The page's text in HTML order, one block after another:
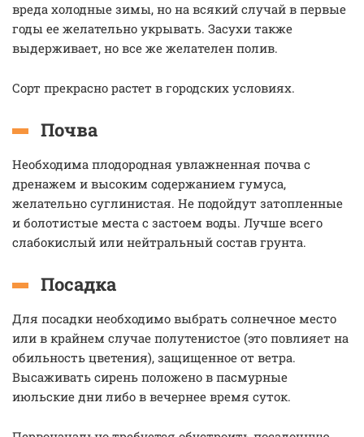
вреда холодные зимы, но на всякий случай в первые
годы ее желательно укрывать. Засухи также
выдерживает, но все же желателен полив.
Сорт прекрасно растет в городских условиях.
Почва
Необходима плодородная увлажненная почва с
дренажем и высоким содержанием гумуса,
желательно суглинистая. Не подойдут затопленные
и болотистые места с застоем воды. Лучше всего
слабокислый или нейтральный состав грунта.
Посадка
Для посадки необходимо выбрать солнечное место
или в крайнем случае полутенистое (это повлияет на
обильность цветения), защищенное от ветра.
Высаживать сирень положено в пасмурные
июльские дни либо в вечернее время суток.